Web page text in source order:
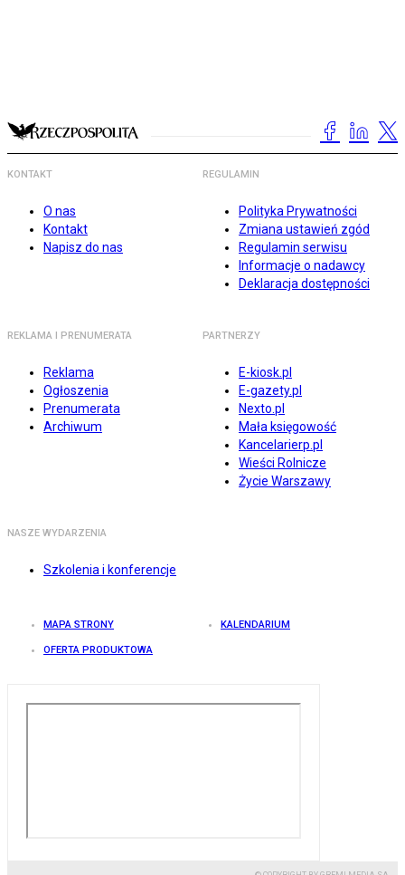
KONTAKT
O nas
Kontakt
Napisz do nas
REGULAMIN
Polityka Prywatności
Zmiana ustawień zgód
Regulamin serwisu
Informacje o nadawcy
Deklaracja dostępności
REKLAMA I PRENUMERATA
Reklama
Ogłoszenia
Prenumerata
Archiwum
PARTNERZY
E-kiosk.pl
E-gazety.pl
Nexto.pl
Mała księgowość
Kancelarierp.pl
Wieści Rolnicze
Życie Warszawy
NASZE WYDARZENIA
Szkolenia i konferencje
MAPA STRONY KALENDARIUM
OFERTA PRODUKTOWA